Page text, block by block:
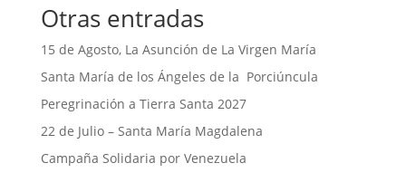
Otras entradas
15 de Agosto, La Asunción de La Virgen María
Santa María de los Ángeles de la Porciúncula
Peregrinación a Tierra Santa 2027
22 de Julio – Santa María Magdalena
Campaña Solidaria por Venezuela